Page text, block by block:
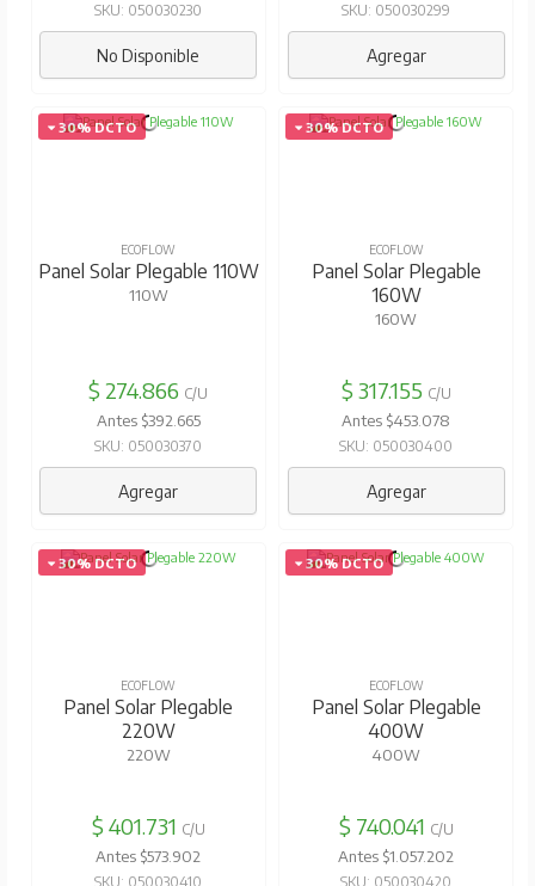
SKU: 050030230
No Disponible
SKU: 050030299
Agregar
30% DCTO
ECOFLOW
Panel Solar Plegable 110W
110W
$ 274.866 C/U
Antes $392.665
SKU: 050030370
Agregar
30% DCTO
ECOFLOW
Panel Solar Plegable
160W
160W
$ 317.155 C/U
Antes $453.078
SKU: 050030400
Agregar
30% DCTO
ECOFLOW
Panel Solar Plegable
220W
220W
$ 401.731 C/U
Antes $573.902
SKU: 050030410
30% DCTO
ECOFLOW
Panel Solar Plegable
400W
400W
$ 740.041 C/U
Antes $1.057.202
SKU: 050030420